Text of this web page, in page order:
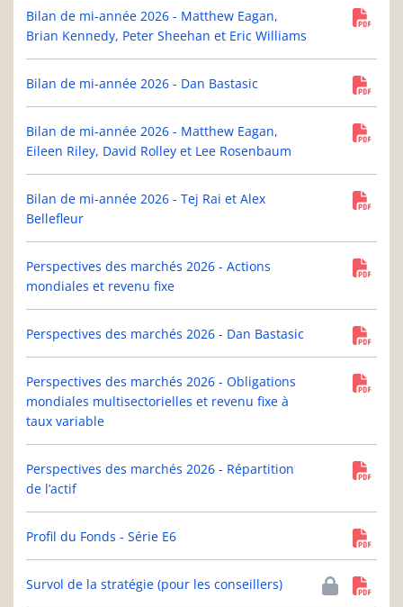
Bilan de mi-année 2026 - Matthew Eagan,
Brian Kennedy, Peter Sheehan et Eric Williams
Bilan de mi-année 2026 - Dan Bastasic
Bilan de mi-année 2026 - Matthew Eagan,
Eileen Riley, David Rolley et Lee Rosenbaum
Bilan de mi-année 2026 - Tej Rai et Alex
Bellefleur
Perspectives des marchés 2026 - Actions
mondiales et revenu fixe
Perspectives des marchés 2026 - Dan Bastasic
Perspectives des marchés 2026 - Obligations
mondiales multisectorielles et revenu fixe à
taux variable
Perspectives des marchés 2026 - Répartition
de l’actif
Profil du Fonds - Série E6
Survol de la stratégie (pour les conseillers)